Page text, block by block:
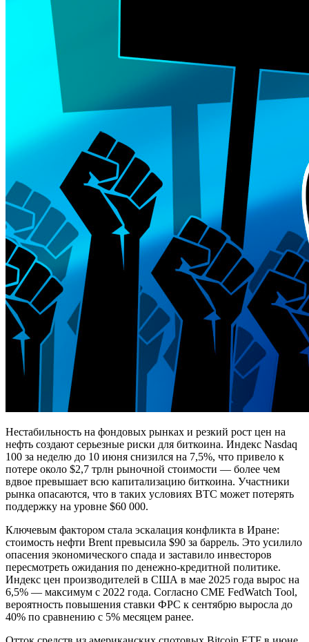
Нестабильность на фондовых рынках и резкий рост цен на
нефть создают серьезные риски для биткоина. Индекс Nasdaq
100 за неделю до 10 июня снизился на 7,5%, что привело к
потере около $2,7 трлн рыночной стоимости — более чем
вдвое превышает всю капитализацию биткоина. Участники
рынка опасаются, что в таких условиях BTC может потерять
поддержку на уровне $60 000.
Ключевым фактором стала эскалация конфликта в Иране:
стоимость нефти Brent превысила $90 за баррель. Это усилило
опасения экономического спада и заставило инвесторов
пересмотреть ожидания по денежно-кредитной политике.
Индекс цен производителей в США в мае 2025 года вырос на
6,5% — максимум с 2022 года. Согласно CME FedWatch Tool,
вероятность повышения ставки ФРС к сентябрю выросла до
40% по сравнению с 5% месяцем ранее.